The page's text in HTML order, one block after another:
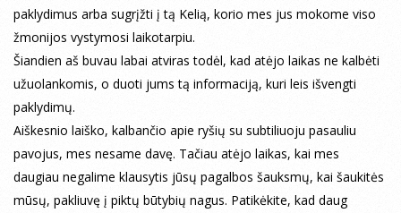
paklydimus arba sugrįžti į tą Kelią, korio mes jus mokome viso
žmonijos vystymosi laikotarpiu.
Šiandien aš buvau labai atviras todėl, kad atėjo laikas ne kalbėti
užuolankomis, o duoti jums tą informaciją, kuri leis išvengti
paklydimų.
Aiškesnio laiško, kalbančio apie ryšių su subtiliuoju pasauliu
pavojus, mes nesame davę. Tačiau atėjo laikas, kai mes
daugiau negalime klausytis jūsų pagalbos šauksmų, kai šaukitės
mūsų, pakliuvę į piktų būtybių nagus. Patikėkite, kad daug